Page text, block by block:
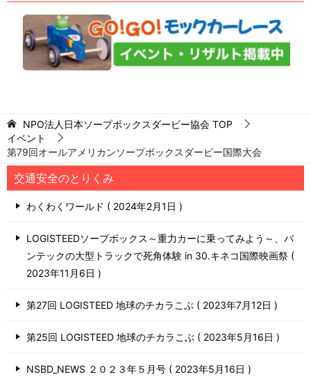
NPO法人日本ソープボックスダービー協会 TOP
イベント
第79回オールアメリカンソープボックスダービー国際大会
交通安全のとりくみ
わくわくワールド 2024年2月1日
LOGISTEEDソープボックス～重力カーに乗ってみよう～、バ
ンテックの大型トラックで死角体験 in 30.キネコ国際映画祭
2023年11月6日
第27回 LOGISTEED 地球のチカラこぶ 2023年7月12日
第25回 LOGISTEED 地球のチカラこぶ 2023年5月16日
NSBD_NEWS ２０２３年５月号 2023年5月16日